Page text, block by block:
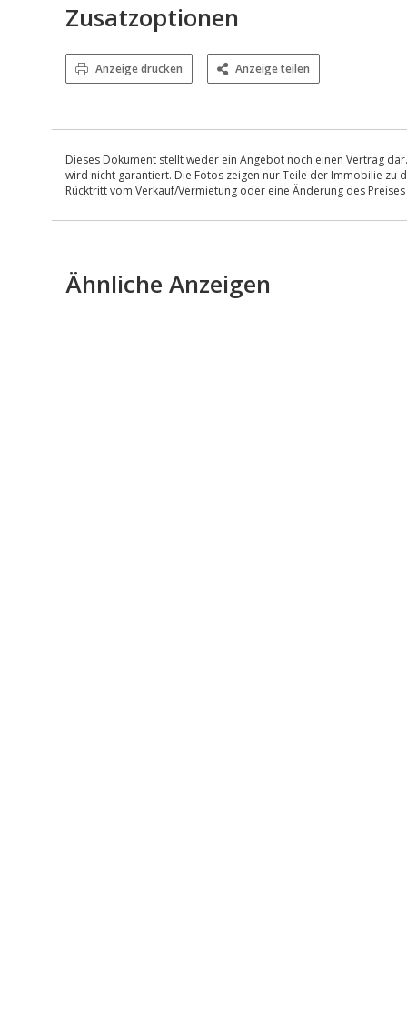
Zusatzoptionen
Anzeige drucken Anzeige teilen
Dieses Dokument stellt weder ein Angebot noch einen Vertrag
wird nicht garantiert. Die Fotos zeigen nur Teile der Immobilie zu
Rücktritt vom Verkauf/Vermietung oder eine Änderung des
Ähnliche Anzeigen